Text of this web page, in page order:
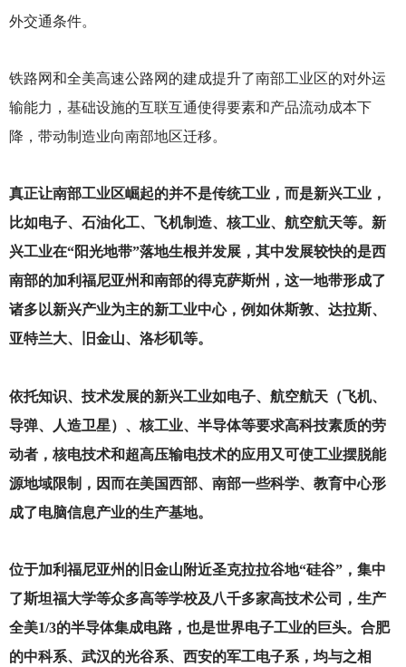
外交通条件。
铁路网和全美高速公路网的建成提升了南部工业区的对外运
输能力，基础设施的互联互通使得要素和产品流动成本下
降，带动制造业向南部地区迁移。
真正让南部工业区崛起的并不是传统工业，而是新兴工业，
比如电子、石油化工、飞机制造、核工业、航空航天等。新
兴工业在“阳光地带”落地生根并发展，其中发展较快的是西
南部的加利福尼亚州和南部的得克萨斯州，这一地带形成了
诸多以新兴产业为主的新工业中心，例如休斯敦、达拉斯、
亚特兰大、旧金山、洛杉矶等。
依托知识、技术发展的新兴工业如电子、航空航天（飞机、
导弹、人造卫星）、核工业、半导体等要求高科技素质的劳
动者，核电技术和超高压输电技术的应用又可使工业摆脱能
源地域限制，因而在美国西部、南部一些科学、教育中心形
成了电脑信息产业的生产基地。
位于加利福尼亚州的旧金山附近圣克拉拉谷地“硅谷”，集中
了斯坦福大学等众多高等学校及八千多家高技术公司，生产
全美1/3的半导体集成电路，也是世界电子工业的巨头。合肥
的中科系、武汉的光谷系、西安的军工电子系，均与之相